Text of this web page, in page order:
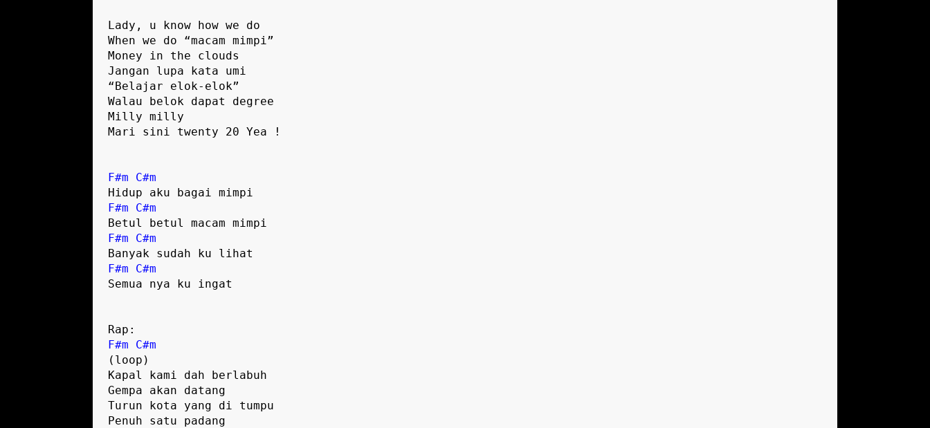
Lady, u know how we do
When we do “macam mimpi”
Money in the clouds
Jangan lupa kata umi
“Belajar elok-elok”
Walau belok dapat degree
Milly milly
Mari sini twenty 20 Yea !
F#m
C#m
F#m
C#m
F#m
C#m
F#m
C#m
Semua nya ku ingat
F#m
C#m
(loop)
Kapal kami dah berlabuh
Gempa akan datang
Turun kota yang di tumpu
Penuh satu padang